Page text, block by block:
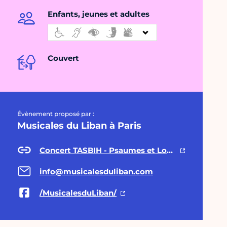
Enfants, jeunes et adultes
Couvert
Évènement proposé par :
Musicales du Liban à Paris
Concert TASBIH - Psaumes et Louanges
info@musicalesduliban.com
/MusicalesduLiban/